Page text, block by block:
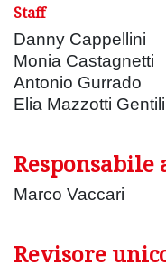
Staff
Danny Cappellini
Monia Castagnetti
Antonio Gurrado
Elia Mazzotti Gentili
Marco Vaccari
Revisore